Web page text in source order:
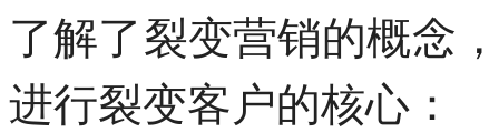
了解了裂变营销的概念
进行裂变客户的核心：